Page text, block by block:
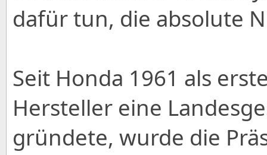
dafür tun, die absolute
Seit Honda 1961 als
Hersteller eine
gründete, wurde die